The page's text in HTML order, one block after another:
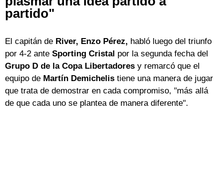
partido"
El capitán de River, Enzo Pérez, habló luego del triunfo
por 4-2 ante Sporting Cristal por la segunda fecha del
Grupo D de la Copa Libertadores y remarcó que el
equipo de Martín Demichelis tiene una manera de jugar
que trata de demostrar en cada compromiso, "más allá
de que cada uno se plantea de manera diferente".